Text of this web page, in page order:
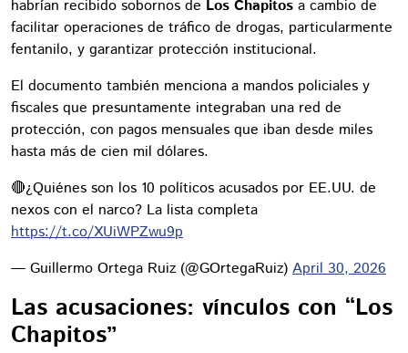
habrían recibido sobornos de Los Chapitos a cambio de
facilitar operaciones de tráfico de drogas, particularmente
fentanilo, y garantizar protección institucional.
El documento también menciona a mandos policiales y
fiscales que presuntamente integraban una red de
protección, con pagos mensuales que iban desde miles
hasta más de cien mil dólares.
🔴¿Quiénes son los 10 políticos acusados por EE.UU. de
nexos con el narco? La lista completa
https://t.co/XUiWPZwu9p
— Guillermo Ortega Ruiz (@GOrtegaRuiz) April 30, 2026
Las acusaciones: vínculos con “Los
Chapitos”